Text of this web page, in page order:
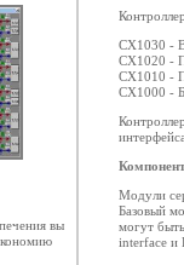
вы
CX1030 -
CX1020 -
CX1010 -
CX1000 -
Модули
Базовый
могут
interface и